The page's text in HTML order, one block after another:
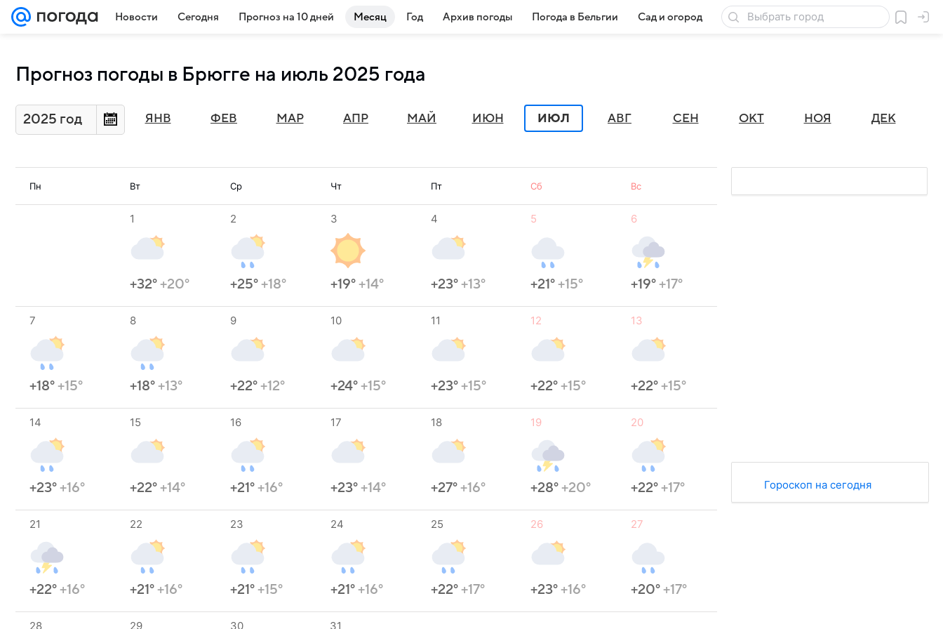
Новости Сегодня Прогноз на 10 дней Месяц Год Архив погоды Погода в Бельгии Сад и огород Товары для дачи
Прогноз погоды в Брюгге на июль 2025 года
2025 год ЯНВ ФЕВ МАР АПР МАЙ ИЮН ИЮЛ АВГ СЕН ОКТ НОЯ ДЕК
Пн Вт Ср Чт Пт Сб Вс
1
+32°+20°
2
+25°+18°
3
+19°+14°
4
+23°+13°
5
+21°+15°
6
+19°+17°
7
+18°+15°
8
+18°+13°
9
+22°+12°
10
+24°+15°
11
+23°+15°
12
+22°+15°
13
+22°+15°
14
+23°+16°
15
+22°+14°
16
+21°+16°
17
+23°+14°
18
+27°+16°
19
+28°+20°
20
+22°+17°
21
+22°+16°
22
+21°+16°
23
+21°+15°
24
+21°+16°
25
+22°+17°
26
+23°+16°
27
+20°+17°
28 29 30 31
Гороскоп на сегодня